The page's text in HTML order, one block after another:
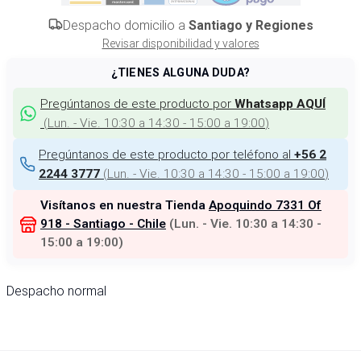
Despacho domicilio a Santiago y Regiones
Revisar disponibilidad y valores
¿TIENES ALGUNA DUDA?
Pregúntanos de este producto por Whatsapp AQUÍ
(Lun. - Vie. 10:30 a 14:30 - 15:00 a 19:00)
Pregúntanos de este producto por teléfono al +56 2
2244 3777 (Lun. - Vie. 10:30 a 14:30 - 15:00 a 19:00)
Visítanos en nuestra Tienda Apoquindo 7331 Of
918 - Santiago - Chile (Lun. - Vie. 10:30 a 14:30 -
15:00 a 19:00)
Despacho normal